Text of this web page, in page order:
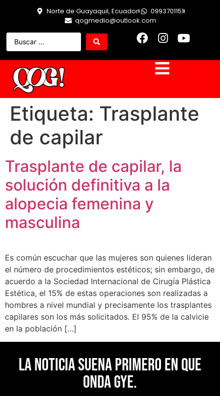
Norte de Guayaquil, Ecuador
0993701151
qogmedio@outlook.com
Etiqueta: Trasplante
de capilar
Trasplante de capilar, la
solución definitiva a la
alopecia femenina y
masculina
Es común escuchar que las mujeres son quienes lideran
el número de procedimientos estéticos; sin embargo, de
acuerdo a la Sociedad Internacional de Cirugía Plástica
Estética, el 15% de estas operaciones son realizadas a
hombres a nivel mundial y precisamente los trasplantes
capilares son los más solicitados. El 95% de la calvicie
en la población […]
La noticia suena primero en Que
Onda Gye.